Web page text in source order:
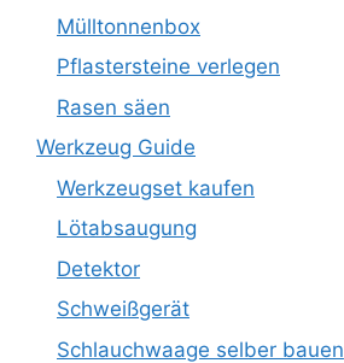
Mülltonnenbox
Pflastersteine verlegen
Rasen säen
Werkzeug Guide
Werkzeugset kaufen
Lötabsaugung
Detektor
Schweißgerät
Schlauchwaage selber bauen